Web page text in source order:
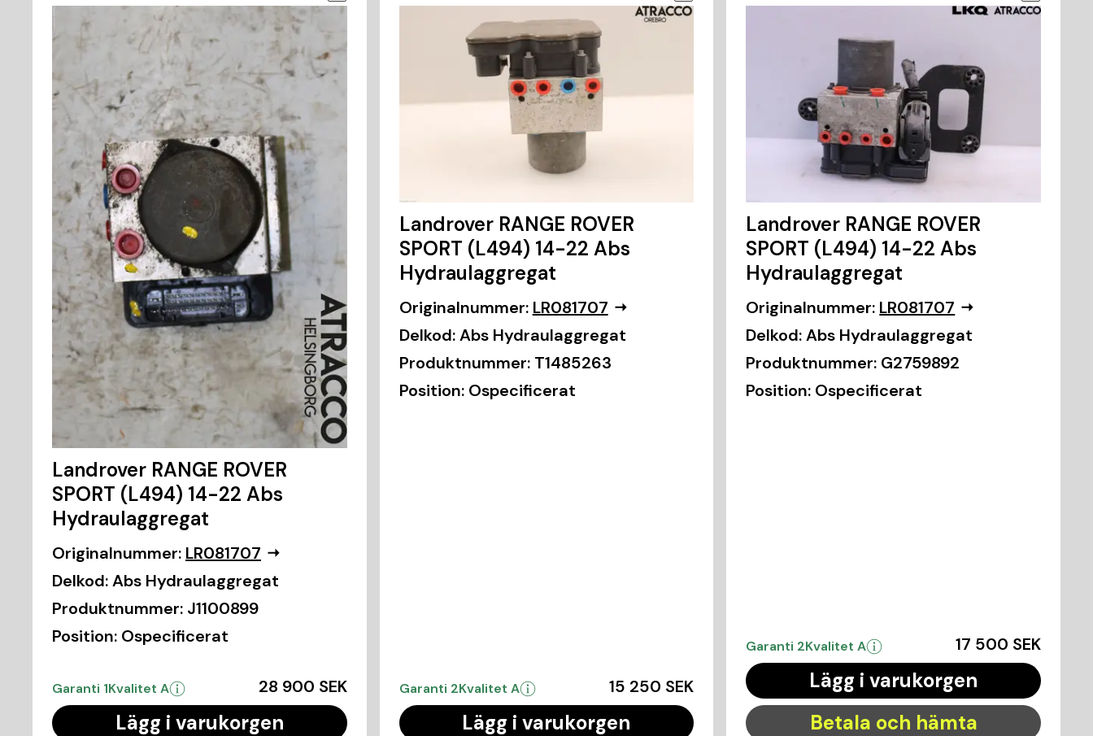
Landrover RANGE ROVER
SPORT (L494) 14-22 Abs
Hydraulaggregat
Originalnummer: LR081707
Delkod:Abs Hydraulaggregat
Produktnummer: J1100899
Position: Ospecificerat
Garanti 1Kvalitet A 28 900 SEK
Lägg i varukorgen
Landrover RANGE ROVER
SPORT (L494) 14-22 Abs
Hydraulaggregat
Originalnummer: LR081707
Delkod: Abs Hydraulaggregat
Produktnummer: T1485263
Position: Ospecificerat
Garanti 2Kvalitet A 15 250 SEK
Lägg i varukorgen
Landrover RANGE ROVER
SPORT (L494) 14-22 Abs
Hydraulaggregat
Originalnummer: LR081707
Delkod: Abs Hydraulaggregat
Produktnummer: G2759892
Position: Ospecificerat
Garanti 2Kvalitet A 17 500 SEK
Lägg i varukorgen
Betala och hämta